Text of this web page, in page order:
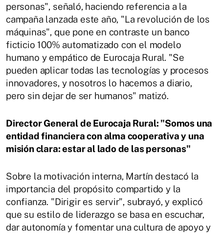
personas", señaló, haciendo referencia a la
campaña lanzada este año, "La revolución de los
máquinas", que pone en contraste un banco
ficticio 100% automatizado con el modelo
humano y empático de Eurocaja Rural. "Se
pueden aplicar todas las tecnologías y procesos
innovadores, y nosotros lo hacemos a diario,
pero sin dejar de ser humanos" matizó.
Director General de Eurocaja Rural: "Somos una
entidad financiera con alma cooperativa y una
misión clara: estar al lado de las personas"
Sobre la motivación interna, Martín destacó la
importancia del propósito compartido y la
confianza. "Dirigir es servir", subrayó, y explicó
que su estilo de liderazgo se basa en escuchar,
dar autonomía y fomentar una cultura de apoyo y